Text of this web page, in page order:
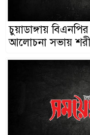
চুয়াডাঙ্গায়
আলোচনা সভায়